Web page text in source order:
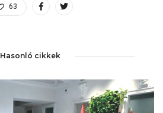
63
Hasonló cikkek